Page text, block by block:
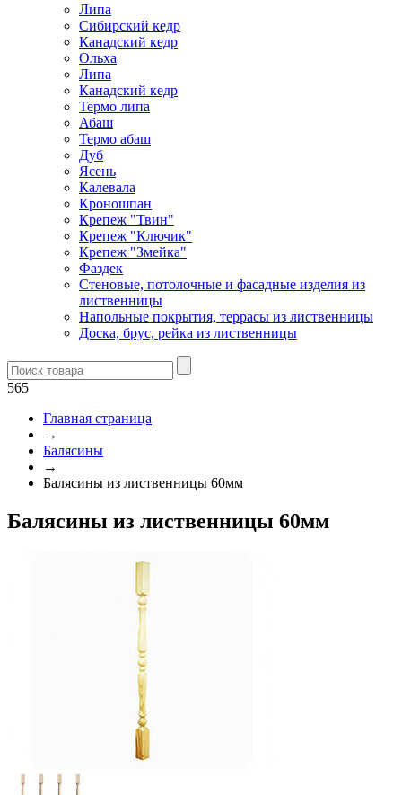
Липа
Сибирский кедр
Канадский кедр
Ольха
Липа
Канадский кедр
Термо липа
Абаш
Термо абаш
Дуб
Ясень
Калевала
Кроношпан
Крепеж "Твин"
Крепеж "Ключик"
Крепеж "Змейка"
Фаздек
Стеновые, потолочные и фасадные изделия из
лиственницы
Напольные покрытия, террасы из лиственницы
Доска, брус, рейка из лиственницы
565
Главная страница
→
Балясины
→
Балясины из лиственницы 60мм
Балясины из лиственницы 60мм